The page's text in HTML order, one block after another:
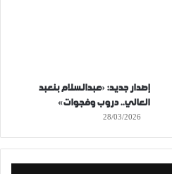
إصدار جديد: «عبدالسلام بنعبد
العالي.. دروب وفجوات»
28/03/2026